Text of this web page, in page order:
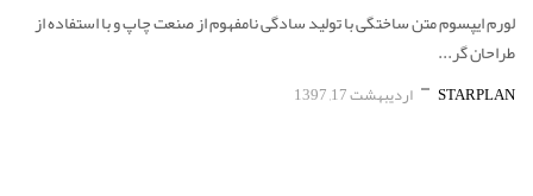
لورم ایپسوم متن ساختگی با تولید سادگی نامفهوم از صنعت چاپ و با استفاده از
طراحان گر...
STARPLAN اردیبهشت 17, 1397